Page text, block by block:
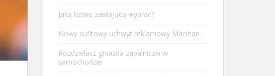
Jaką listwę zasilającą wybrać?
Nowy sufitowy uchwyt reklamowy Maclean
Rozdzielacz gniazda zapalniczki w
samochodzie